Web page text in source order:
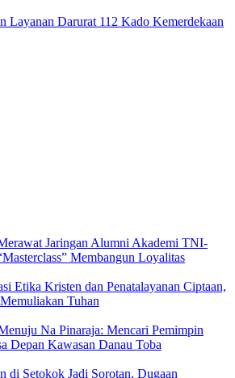
Layanan Darurat 112 Kado Kemerdekaan
Jaringan Alumni Akademi TNI-
Membangun Loyalitas
Etika Kristen dan Penatalayanan Ciptaan,
Tuhan
Na Pinaraja: Mencari Pemimpin
Depan Kawasan Danau Toba
di Setokok Jadi Sorotan, Dugaan